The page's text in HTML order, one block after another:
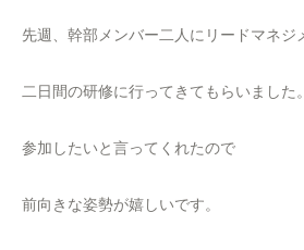
先週、幹部メンバー二人にリードマネジ
二日間の研修に行ってきてもらいました。
参加したいと言ってくれたので
前向きな姿勢が嬉しいです。